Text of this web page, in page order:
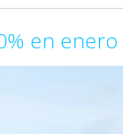
en enero